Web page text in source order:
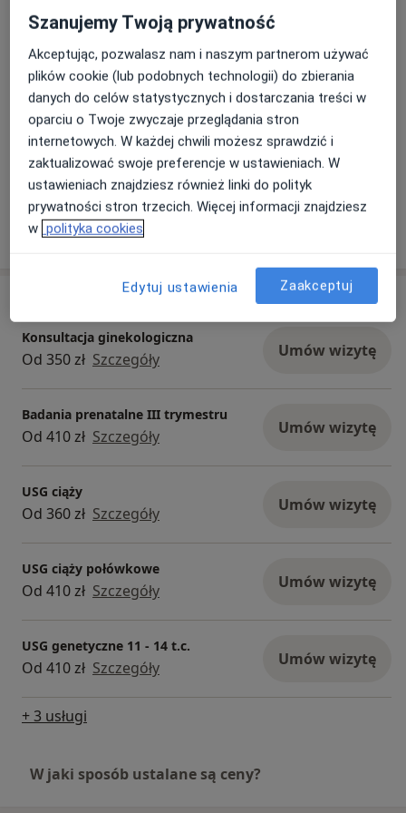
USG „połówkowego" 18 – 22(+6) t.c.
ZAPRASZAMY NA BADANIA DO NASZYCH
PLACÓWEK
BORAMED KEN - ul. Beli Bartoka 8 lok. U/A;
Warszawa Ursynów
BORAMED - ul. Bora-Komorowskiego 21 lok. 307;
Warszawa Praga Południe
Na badania w ramach Programu badań
prenatalnych NFZ można zapisać się tylko
telefonicznie
Dowiedz się więcej
12/02/2026
Konsultacja ginekologiczna
Od 350 zł Szczegóły Umów wizytę
Badania prenatalne III trymestru
Od 410 zł Szczegóły Umów wizytę
USG ciąży
Od 360 zł Szczegóły Umów wizytę
USG ciąży połówkowe
Od 410 zł Szczegóły Umów wizytę
USG genetyczne 11 - 14 t.c.
Od 410 zł Szczegóły Umów wizytę
+ 3 usługi
W jaki sposób ustalane są ceny?
Szanujemy Twoją prywatność
Akceptując, pozwalasz nam i naszym partnerom używać
plików cookie (lub podobnych technologii) do zbierania
danych do celów statystycznych i dostarczania treści w
oparciu o Twoje zwyczaje przeglądania stron
internetowych. W każdej chwili możesz sprawdzić i
zaktualizować swoje preferencje w ustawieniach. W
ustawieniach znajdziesz również linki do polityk
prywatności stron trzecich. Więcej informacji znajdziesz
w polityka cookies
Edytuj ustawienia Zaakceptuj